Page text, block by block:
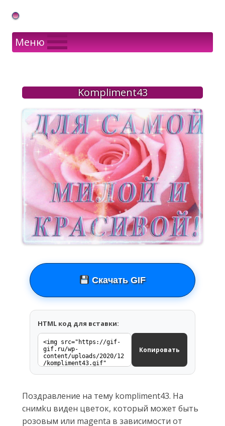
Gif Открытки в подарок
Меню
Kompliment43
Скачать GIF
HTML код для вставки:
Копировать
Поздравление на тему kompliment43. На
снимku виден цветок, который может быть
розовым или magenta в зависимости от